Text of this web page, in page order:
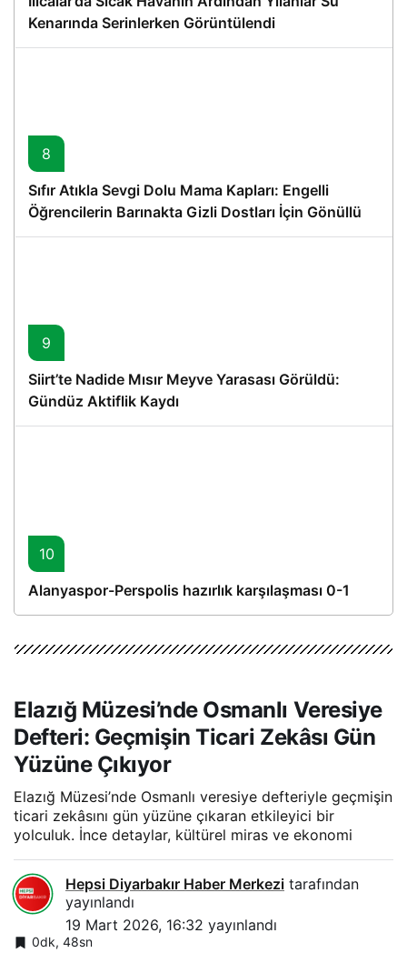
Kenarında Serinlerken Görüntülendi
8
Sıfır Atıkla Sevgi Dolu Mama Kapları: Engelli
Öğrencilerin Barınakta Gizli Dostları İçin Gönüllü
Proje
9
Siirt’te Nadide Mısır Meyve Yarasası Görüldü:
Gündüz Aktiflik Kaydı
10
Alanyaspor-Perspolis hazırlık karşılaşması 0-1
Elazığ Müzesi’nde Osmanlı Veresiye
Defteri: Geçmişin Ticari Zekâsı Gün
Yüzüne Çıkıyor
Elazığ Müzesi’nde Osmanlı veresiye defteriyle geçmişin
ticari zekâsını gün yüzüne çıkaran etkileyici bir
yolculuk. İnce detaylar, kültürel miras ve ekonomi
Hepsi Diyarbakır Haber Merkezi tarafından
yayınlandı
19 Mart 2026, 16:32 yayınlandı
0dk, 48sn